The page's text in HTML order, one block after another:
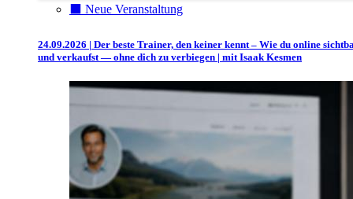
⬛️ Neue Veranstaltung
24.09.2026 | Der beste Trainer, den keiner kennt – Wie du online
und verkaufst — ohne dich zu verbiegen | mit Isaak Kesmen